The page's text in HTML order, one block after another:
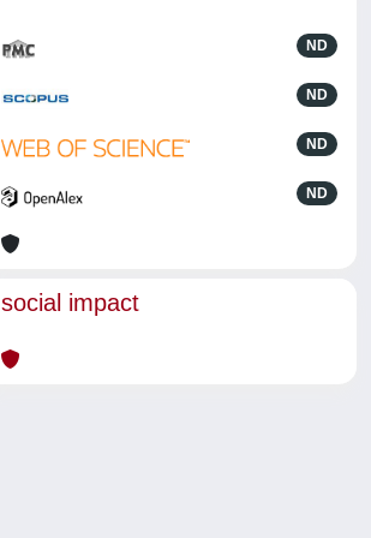
ND
ND
ND
ND
social impact